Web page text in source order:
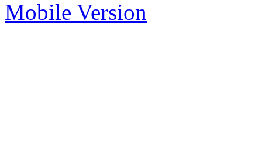
Mobile Version